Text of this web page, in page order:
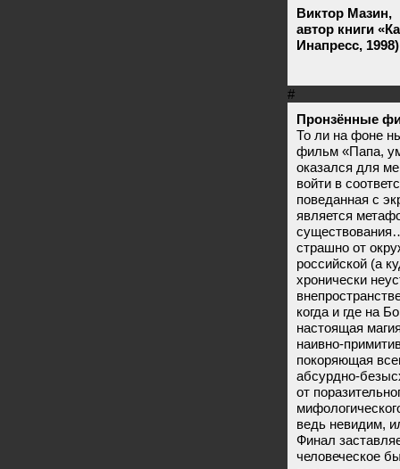
Виктор Мазин,
автор книги
Инапресс,
#
Пронзённые
То ли на фоне
фильм «Папа,
оказался для
войти в
поведанная с
является
страшно от
российской (а
хронически
когда и где на
настоящая
наивно-
покоряющая
абсурдно-
от
ведь невидим,
Финал
человеческое